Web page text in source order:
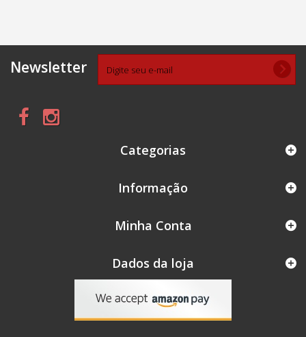
Newsletter
Categorias
Informação
Minha Conta
Dados da loja